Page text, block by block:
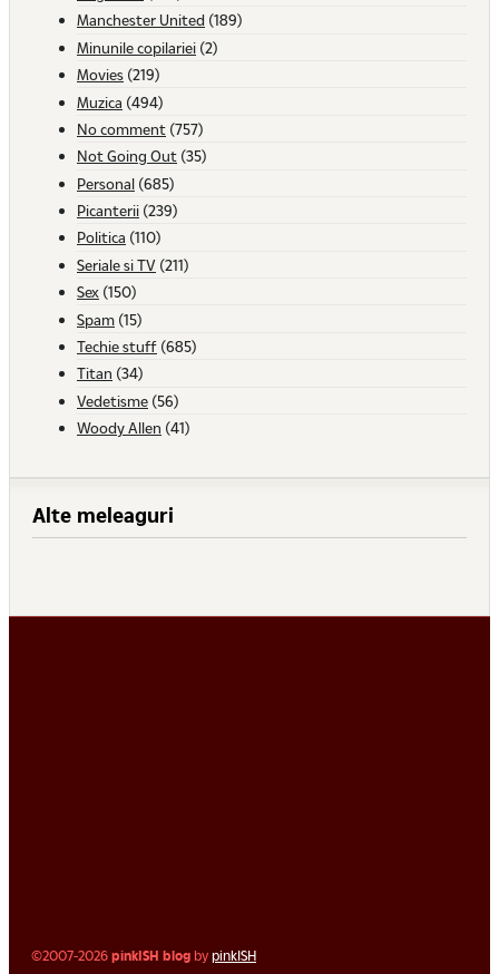
Manchester United (189)
Minunile copilariei (2)
Movies (219)
Muzica (494)
No comment (757)
Not Going Out (35)
Personal (685)
Picanterii (239)
Politica (110)
Seriale si TV (211)
Sex (150)
Spam (15)
Techie stuff (685)
Titan (34)
Vedetisme (56)
Woody Allen (41)
Alte meleaguri
©2007-2026pinkISH blog bypinkISH